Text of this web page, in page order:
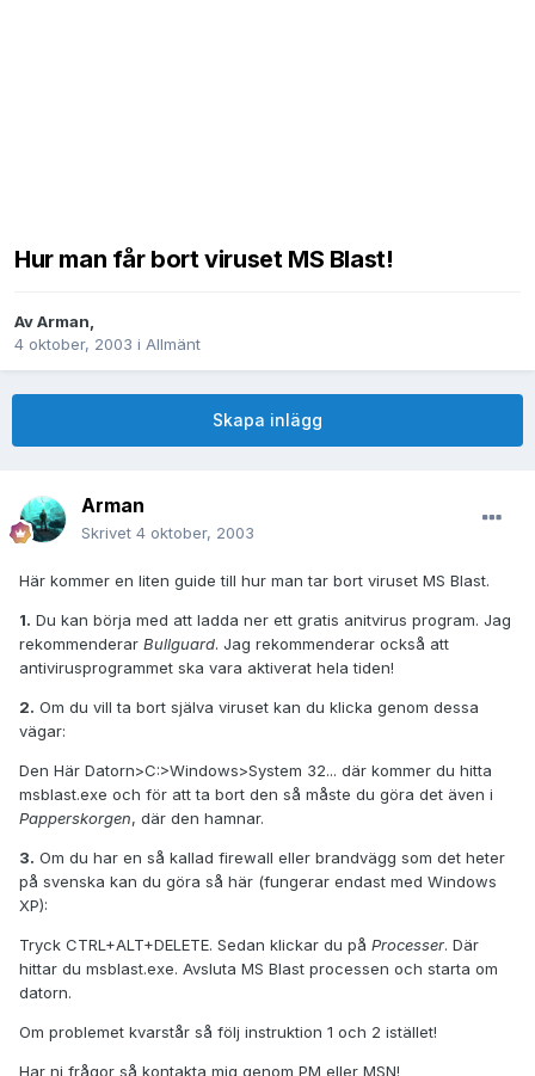
Hur man får bort viruset MS Blast!
AvArman,
4 oktober, 2003 i Allmänt
Skapa inlägg
Arman
Skrivet 4 oktober, 2003
Här kommer en liten guide till hur man tar bort viruset MS Blast.
1. Du kan börja med att ladda ner ett gratis anitvirus program. Jag
rekommenderar Bullguard. Jag rekommenderar också att
antivirusprogrammet ska vara aktiverat hela tiden!
2. Om du vill ta bort själva viruset kan du klicka genom dessa
vägar:
Den Här Datorn>C:>Windows>System 32... där kommer du hitta
msblast.exe och för att ta bort den så måste du göra det även i
Papperskorgen, där den hamnar.
3. Om du har en så kallad firewall eller brandvägg som det heter
på svenska kan du göra så här (fungerar endast med Windows
XP):
Tryck CTRL+ALT+DELETE. Sedan klickar du på Processer. Där
hittar du msblast.exe. Avsluta MS Blast processen och starta om
datorn.
Om problemet kvarstår så följ instruktion 1 och 2 istället!
Har ni frågor så kontakta mig genom PM eller MSN!